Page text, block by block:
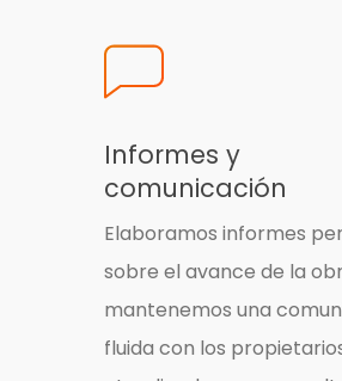
Informes y
comunicación
Elaboramos informes
sobre el avance de la
mantenemos una
fluida con los